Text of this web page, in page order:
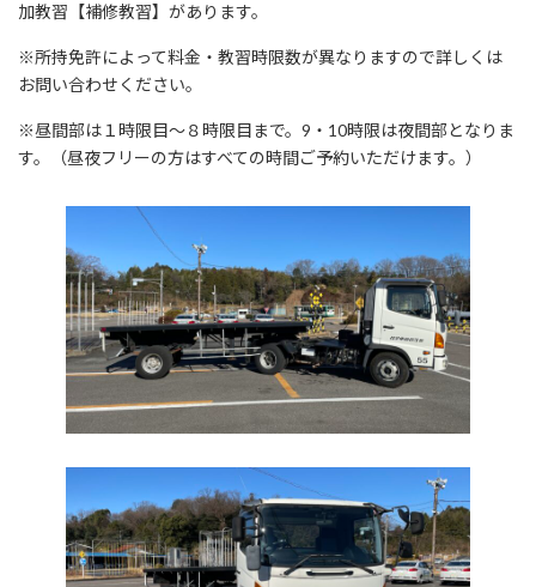
加教習【補修教習】があります。
※所持免許によって料金・教習時限数が異なりますので詳しくは
お問い合わせください。
※昼間部は１時限目～８時限目まで。9・10時限は夜間部となりま
す。（昼夜フリーの方はすべての時間ご予約いただけます。）